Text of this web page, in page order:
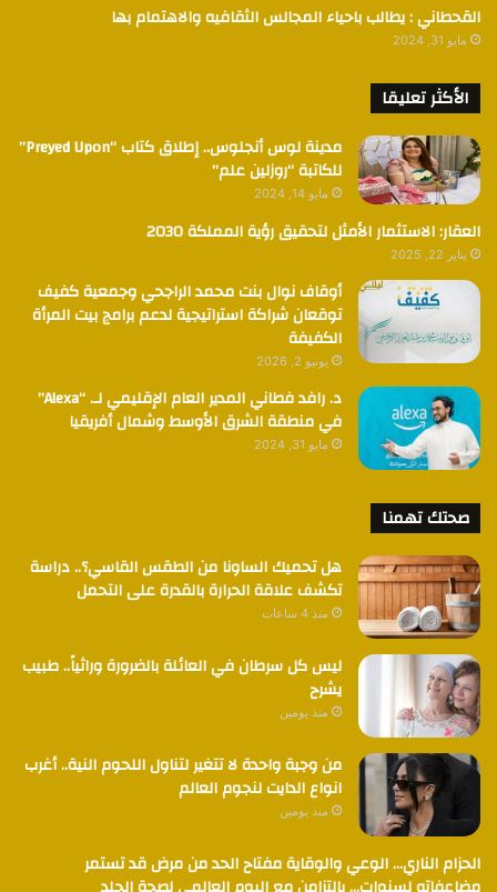
القحطاني : يطالب باحياء المجالس الثقافيه والاهتمام بها
مايو 31, 2024
الأكثر تعليقا
مدينة لوس أنجلوس.. إطلاق كتاب “Preyed Upon”
للكاتبة “روزلين علم”
مايو 14, 2024
العقار: الاستثمار الأمثل لتحقيق رؤية المملكة 2030
يناير 22, 2025
أوقاف نوال بنت محمد الراجحي وجمعية كفيف
توقعان شراكة استراتيجية لدعم برامج بيت المرأة
الكفيفة
يونيو 2, 2026
د. رافد فطاني المدير العام الإقليمي لـ. “Alexa”
في منطقة الشرق الأوسط وشمال أفريقيا
مايو 31, 2024
صحتك تهمنا
هل تحميك الساونا من الطقس القاسي؟.. دراسة
تكشف علاقة الحرارة بالقدرة على التحمل
منذ 4 ساعات
ليس كل سرطان في العائلة بالضرورة وراثياً.. طبيب
يشرح
منذ يومين
من وجبة واحدة لا تتغير لتناول اللحوم النية.. أغرب
انواع الدايت لنجوم العالم
منذ يومين
الحزام الناري… الوعي والوقاية مفتاح الحد من مرض قد تستمر